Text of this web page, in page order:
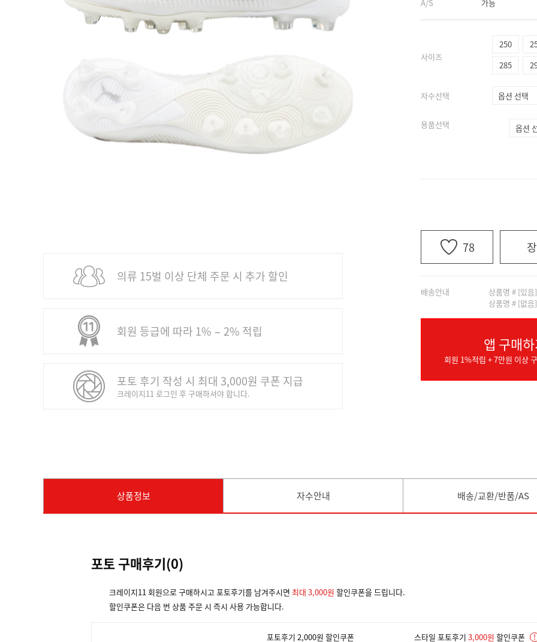
의류 15벌 이상 단체 주문 시 추가 할인
회원 등급에 따라 1% − 2% 적립
포토 후기 작성 시 최대 3,000원 쿠폰 지급
크레이지11 로그인 후 구매하셔야 합니다.
A/S
가능
사이즈
250
285
자수선택
용품선택
78
배송안내
상품명 # [있
상품명 # [없
앱 구매
회원 1%적립 + 7만원 이상
상품정보 자수안내 배송/교환/반품/AS
포토 구매후기(0)
크레이지11 회원으로 구매하시고 포토후기를 남겨주시면 최대 3,000원 할인쿠폰을 드립니다.
할인쿠폰은 다음 번 상품 주문 시 즉시 사용 가능합니다.
포토후기 2,000원 할인쿠폰 스타일 포토후기 3,000원 할인쿠폰 !